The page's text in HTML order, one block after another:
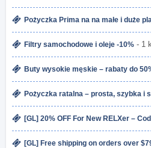
Pożyczka Prima na na małe i duże
Filtry samochodowe i oleje -10% - 1
Buty wysokie męskie – rabaty do
Pożyczka ratalna – prosta, szybka i
[GL] 20% OFF For New RELXer –
[GL] Free shipping on orders over